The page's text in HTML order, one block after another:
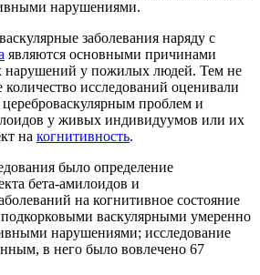
нарушениями.
заболевания наряду с
являются основными причинами
нарушений у пожилых людей. Тем не
исследований оценивали
проблем и
у живых индивидуумов или их
на когнитивность.
было определение
бета-амилоидов и
на когнитивное состояние
васкулярными умеренно
нарушениями; исследование
в него было вовлечено 67